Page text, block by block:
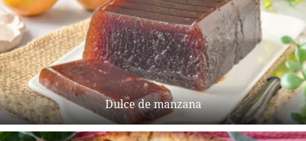
Dulce de manzana